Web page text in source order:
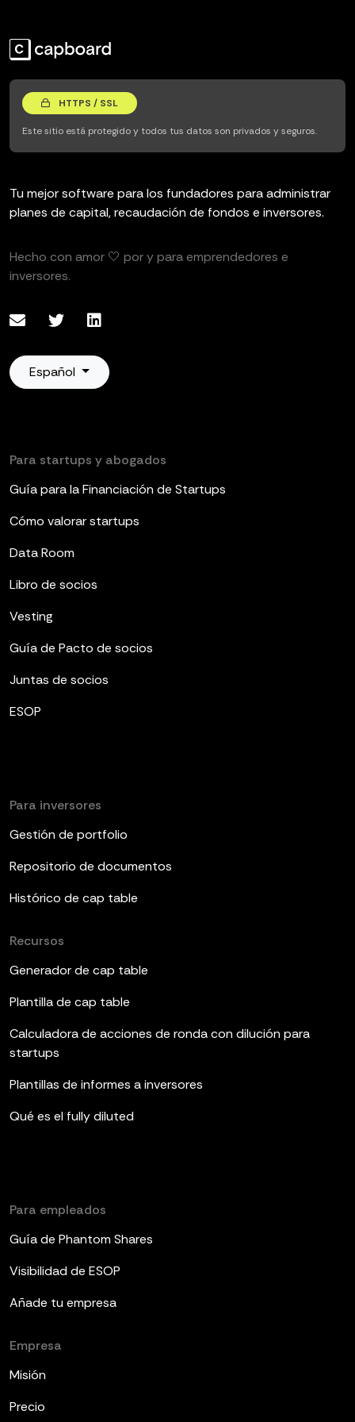
HTTPS / SSL
Este sitio está protegido y todos tus datos son privados y seguros.
Tu mejor software para los fundadores para administrar
planes de capital, recaudación de fondos e inversores.
Hecho con amor 🤍 por y para emprendedores e
inversores.
Español
Para startups y abogados
Guía para la Financiación de Startups
Cómo valorar startups
Data Room
Libro de socios
Vesting
Guía de Pacto de socios
Juntas de socios
ESOP
Para inversores
Gestión de portfolio
Repositorio de documentos
Histórico de cap table
Recursos
Generador de cap table
Plantilla de cap table
Calculadora de acciones de ronda con dilución para
startups
Plantillas de informes a inversores
Qué es el fully diluted
Para empleados
Guía de Phantom Shares
Visibilidad de ESOP
Añade tu empresa
Empresa
Misión
Precio